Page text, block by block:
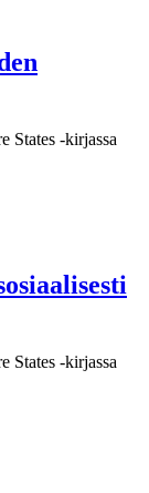
States -kirjassa
States -kirjassa